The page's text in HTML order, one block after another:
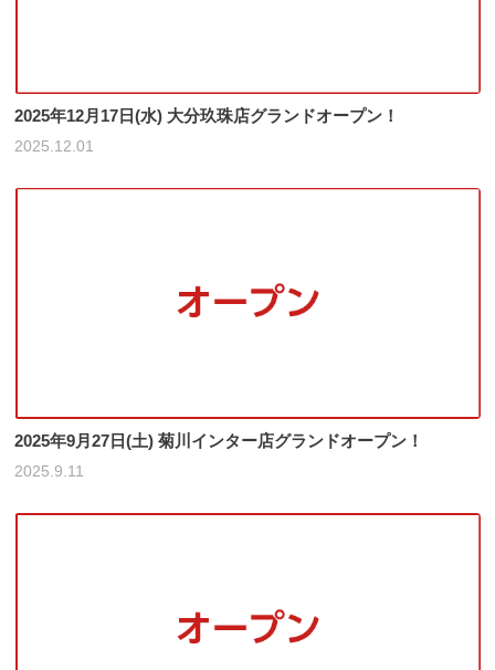
2025年12月17日(水) 大分玖珠店グランドオープン！
2025.12.01
2025年9月27日(土) 菊川インター店グランドオープン！
2025.9.11